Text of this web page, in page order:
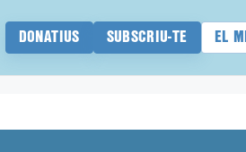
DONATIUS SUBSCRIU-TE EL